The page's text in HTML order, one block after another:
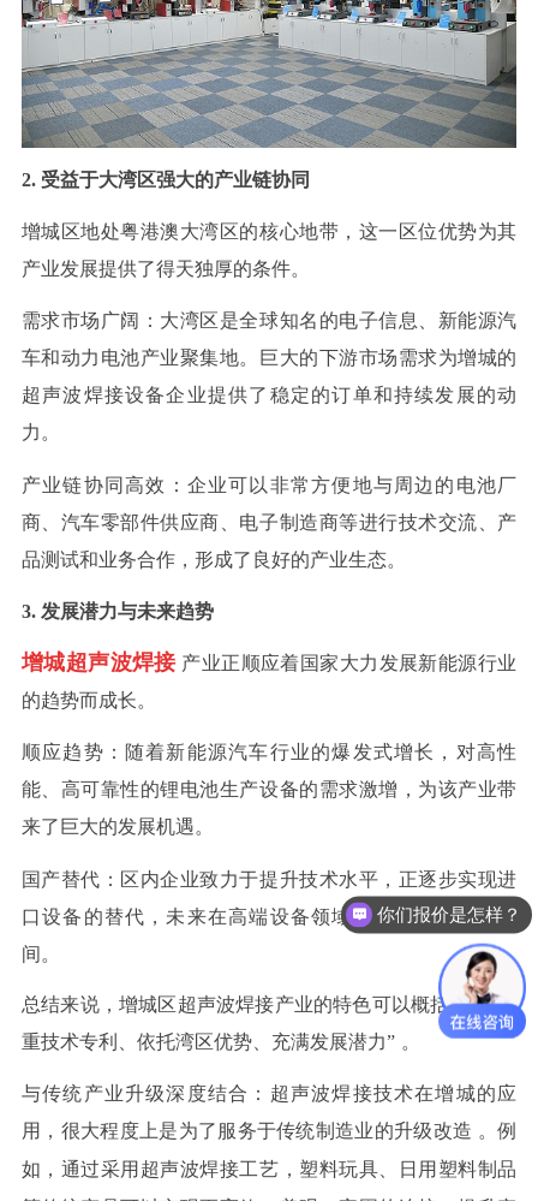
2. 受益于大湾区强大的产业链协同
增城区地处粤港澳大湾区的核心地带，这一区位优势为其
产业发展提供了得天独厚的条件。
需求市场广阔 ：大湾区是全球知名的电子信息、新能源汽
车和动力电池产业聚集地。巨大的下游市场需求为增城的
超声波焊接设备企业提供了稳定的订单和持续发展的动
力。
产业链协同高效 ：企业可以非常方便地与周边的电池厂
商、汽车零部件供应商、电子制造商等进行技术交流、产
品测试和业务合作，形成了良好的产业生态。
3. 发展潜力与未来趋势
增城超声波焊接 产业正顺应着国家大力发展新能源行业
的趋势而成长。
顺应趋势 ：随着新能源汽车行业的爆发式增长，对高性
能、高可靠性的锂电池生产设备的需求激增，为该产业带
来了巨大的发展机遇。
国产替代 ：区内企业致力于提升技术水平，正逐步实现进
口设备的替代，未来在高端设备领域拥有广阔的发展空
间。
总结来说，增城区超声波焊接产业的特色可以概括为：“注
重技术专利、依托湾区优势、充满发展潜力” 。
与传统产业升级深度结合：超声波焊接技术在增城的应
用，很大程 度上是为了服务于传统制造业的升级改造 。例
如，通过采用超声波焊接工艺，塑料玩具、日用塑料制品
你们报价是怎样？
可以做代理 / 经销商吗？